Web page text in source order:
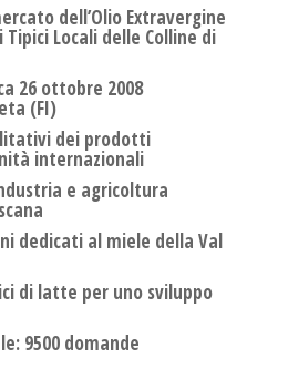
dell’Olio Extravergine
Locali delle Colline di
26 ottobre 2008
(FI)
dei prodotti
internazionali
e agricoltura
dedicati al miele della Val
di latte per uno sviluppo
9500 domande